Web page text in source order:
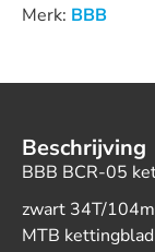
Merk: BBB
Beschrijving
BBB BCR-05
zwart 34T/
MTB kettingblad